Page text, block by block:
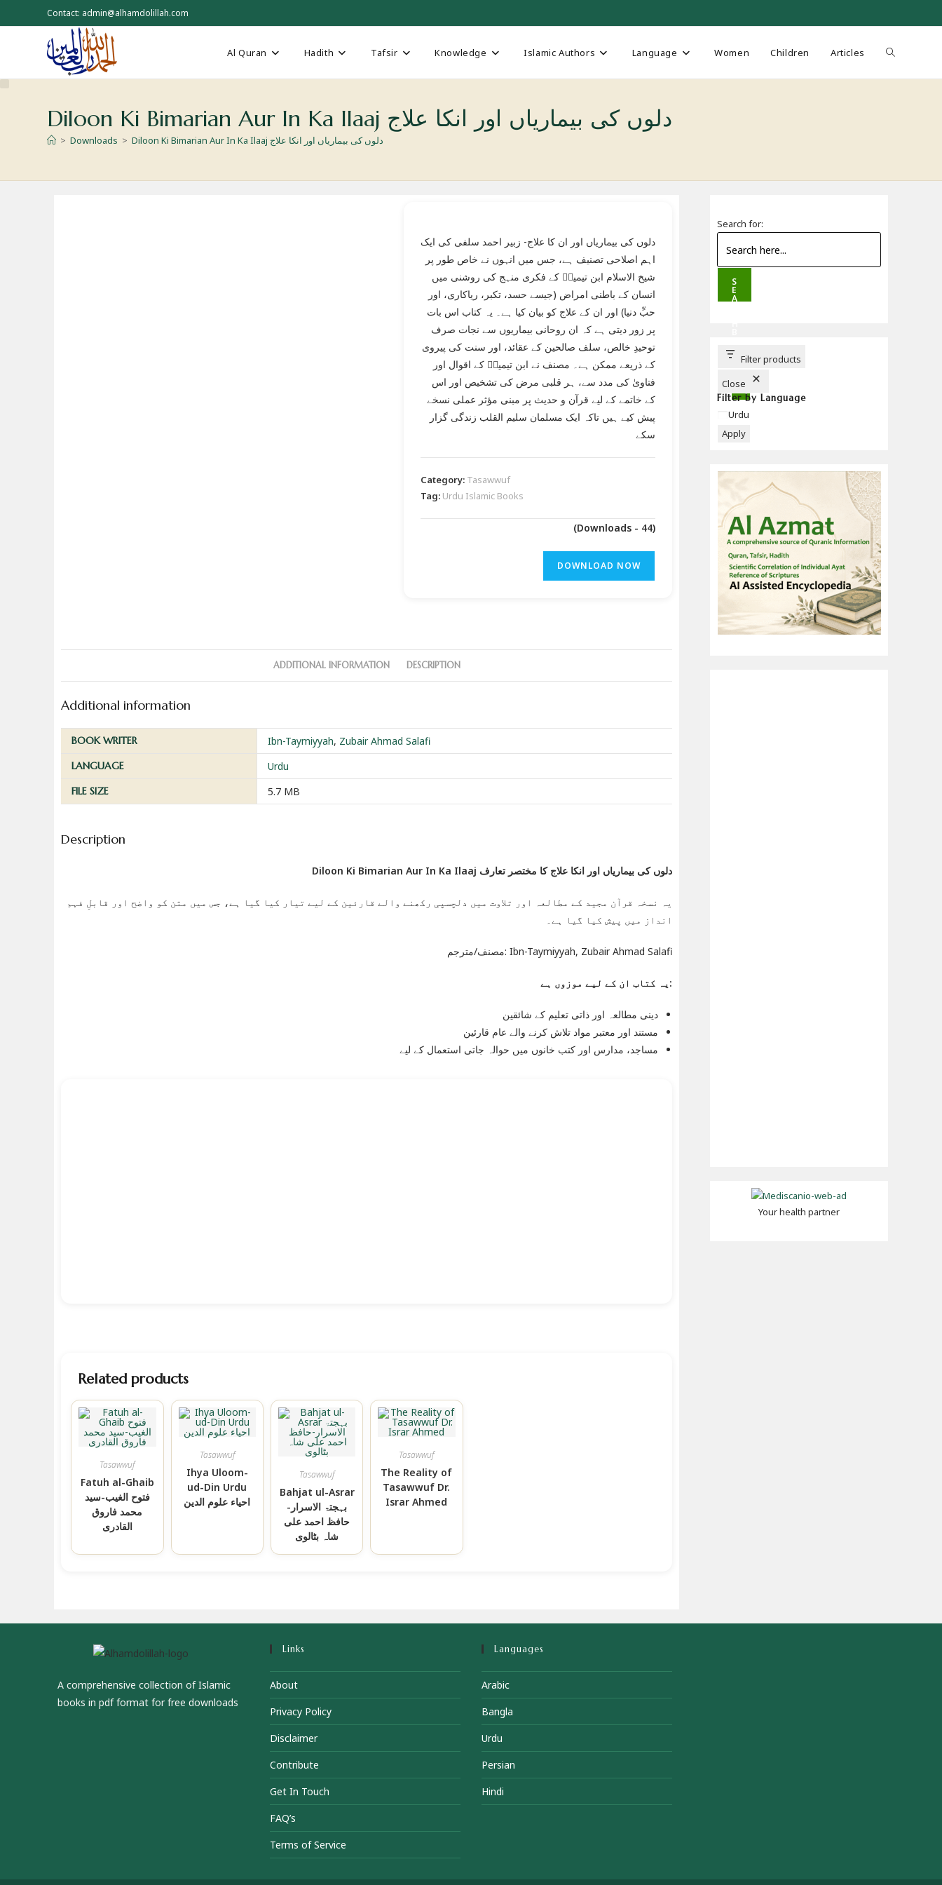
to
Contact: admin@alhamdolillah.com
Al Quran Hadith Tafsir Knowledge Islamic Authors Language Women Children Articles Toggle
Diloon Ki Bimarian Aur In Ka Ilaaj دلوں کی بیماریاں اور انکا علاج
> Downloads > Diloon Ki Bimarian Aur In Ka Ilaaj دلوں کی بیماریاں اور انکا علاج
دلوں کی بیماریاں اور ان کا علاج- زبیر احمد سلفی کی ایک
اہم اصلاحی تصنیف ہے، جس میں انہوں نے خاص طور پر
شیخ الاسلام ابن تیمیہؒ کے فکری منہج کی روشنی میں
انسان کے باطنی امراض (جیسے حسد، تکبر، ریاکاری، اور
حبِّ دنیا) اور ان کے علاج کو بیان کیا ہے۔ یہ کتاب اس بات
پر زور دیتی ہے کہ ان روحانی بیماریوں سے نجات صرف
توحیدِ خالص، سلف صالحین کے عقائد، اور سنت کی پیروی
کے ذریعے ممکن ہے۔ مصنف نے ابن تیمیہؒ کے اقوال اور
فتاویٰ کی مدد سے، ہر قلبی مرض کی تشخیص اور اس
کے خاتمے کے لیے قرآن و حدیث پر مبنی مؤثر عملی نسخے
پیش کیے ہیں تاکہ ایک مسلمان سلیم القلب زندگی گزار
سکے
Category: Tasawwuf
Tag: Urdu Islamic Books
(Downloads - 44)
DOWNLOAD NOW
ADDITIONAL INFORMATION DESCRIPTION
Additional information
BOOK WRITER Ibn-Taymiyyah, Zubair Ahmad Salafi
LANGUAGE Urdu
FILE SIZE 5.7 MB
Description
Diloon Ki Bimarian Aur In Ka Ilaaj دلوں کی بیماریاں اور انکا علاج کا مختصر تعارف
یہ نسخہ قرآن مجید کے مطالعہ اور تلاوت میں دلچسپی رکھنے والے قارئین کے لیے تیار کیا گیا ہے، جس میں متن کو واضح اور قابلِ فہم
انداز میں پیش کیا گیا ہے۔
مصنف/مترجم: Ibn-Taymiyyah, Zubair Ahmad Salafi
یہ کتاب ان کے لیے موزوں ہے:
دینی مطالعہ اور ذاتی تعلیم کے شائقین
مستند اور معتبر مواد تلاش کرنے والے عام قارئین
مساجد، مدارس اور کتب خانوں میں حوالہ جاتی استعمال کے لیے
Related products
Tasawwuf
Fatuh al-Ghaib
فتوح الغیب-سید
محمد فاروق
القادری
Tasawwuf
Ihya Uloom-
ud-Din Urdu
احیاء علوم الدین
Tasawwuf
Bahjat ul-Asrar
بہجتۃ الاسرار-
حافظ احمد علی
شاہ بٹالوی
Tasawwuf
The Reality of
Tasawwuf Dr.
Israr Ahmed
Search for:
S
E
A
T
T
Filter products
Close
Filter by Language
Language
Urdu
Apply
Your health partner
A comprehensive collection of Islamic
books in pdf format for free downloads
Links
About
Privacy Policy
Disclaimer
Contribute
Get In Touch
FAQ’s
Terms of Service
Languages
Arabic
Bangla
Urdu
Persian
Hindi